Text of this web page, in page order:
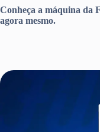
Conheça a máquina da
agora mesmo.